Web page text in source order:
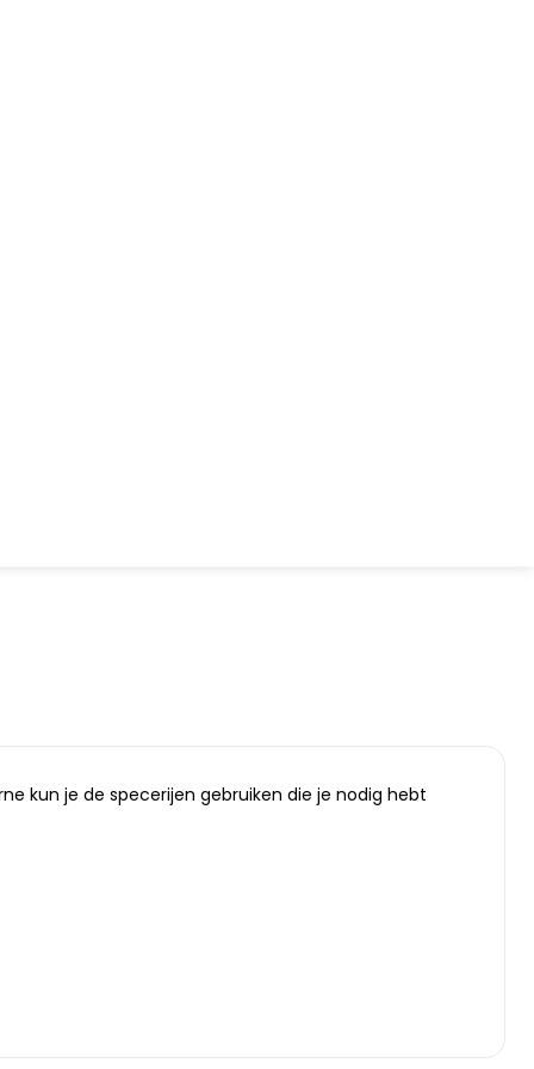
kun je de specerijen gebruiken die je nodig hebt